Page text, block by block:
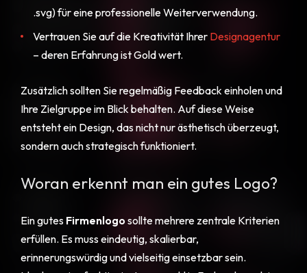
.svg) für eine professionelle Weiterverwendung.
Vertrauen Sie auf die Kreativität Ihrer Designagentur
– deren Erfahrung ist Gold wert.
Zusätzlich sollten Sie regelmäßig Feedback einholen und
Ihre Zielgruppe im Blick behalten. Auf diese Weise
entsteht ein Design, das nicht nur ästhetisch überzeugt,
sondern auch strategisch funktioniert.
Woran erkennt man ein gutes Logo?
Ein gutes Firmenlogo sollte mehrere zentrale Kriterien
erfüllen. Es muss eindeutig, skalierbar,
erinnerungswürdig und vielseitig einsetzbar sein.